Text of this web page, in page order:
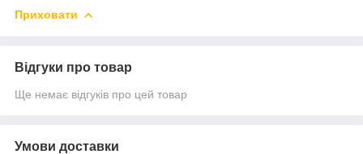
Приховати
Відгуки про товар
Ще немає відгуків про цей товар
Умови доставки